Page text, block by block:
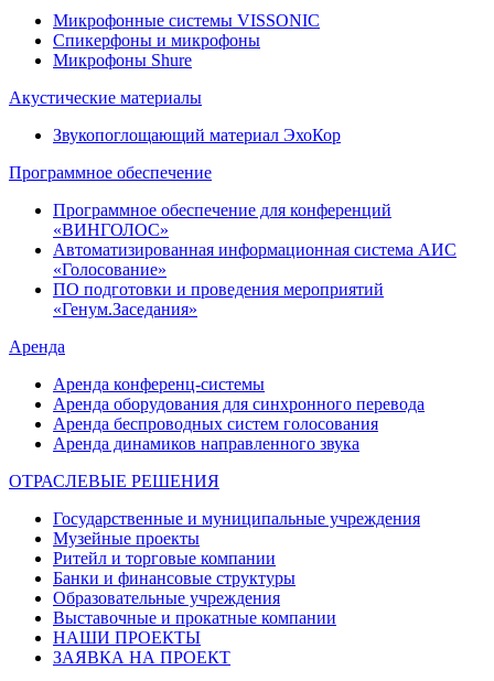
Микрофонные системы VISSONIC
Спикерфоны и микрофоны
Микрофоны Shure
Акустические материалы
Звукопоглощающий материал ЭхоКор
Программное обеспечение
Программное обеспечение для конференций
«ВИНГОЛОС»
Автоматизированная информационная система АИС
«Голосование»
ПО подготовки и проведения мероприятий
«Генум.Заседания»
Аренда
Аренда конференц-системы
Аренда оборудования для синхронного перевода
Аренда беспроводных систем голосования
Аренда динамиков направленного звука
ОТРАСЛЕВЫЕ РЕШЕНИЯ
Государственные и муниципальные учреждения
Музейные проекты
Ритейл и торговые компании
Банки и финансовые структуры
Образовательные учреждения
Выставочные и прокатные компании
НАШИ ПРОЕКТЫ
ЗАЯВКА НА ПРОЕКТ